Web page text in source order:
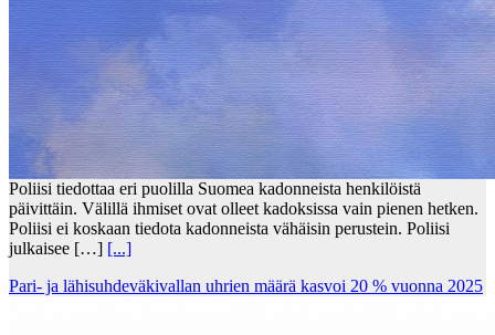
Poliisi tiedottaa eri puolilla Suomea kadonneista henkilöistä
päivittäin. Välillä ihmiset ovat olleet kadoksissa vain pienen hetken.
Poliisi ei koskaan tiedota kadonneista vähäisin perustein. Poliisi
julkaisee […] [...]
Pari- ja lähisuhdeväkivallan uhrien määrä kasvoi 20 % vuonna 2025